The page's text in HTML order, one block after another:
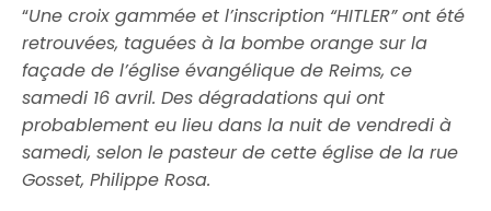
“Une croix gammée et l’inscription “HITLER” ont été
retrouvées, taguées à la bombe orange sur la
façade de l’église évangélique de Reims, ce
samedi 16 avril. Des dégradations qui ont
probablement eu lieu dans la nuit de vendredi à
samedi, selon le pasteur de cette église de la rue
Gosset, Philippe Rosa.